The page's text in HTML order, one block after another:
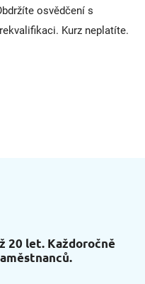
osvědčení s
Kurz neplatíte.
20 let. Každoročně